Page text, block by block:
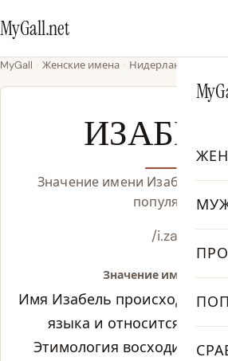
MyGall.net
MyGall Женские имена Нидерландское
ИЗАБЕЛЬ
Значение имени Изабель,
популярность
/i.za.bɛl/
Значение имени
Имя Изабель происходит из
языка и относится к
Этимология восходит к